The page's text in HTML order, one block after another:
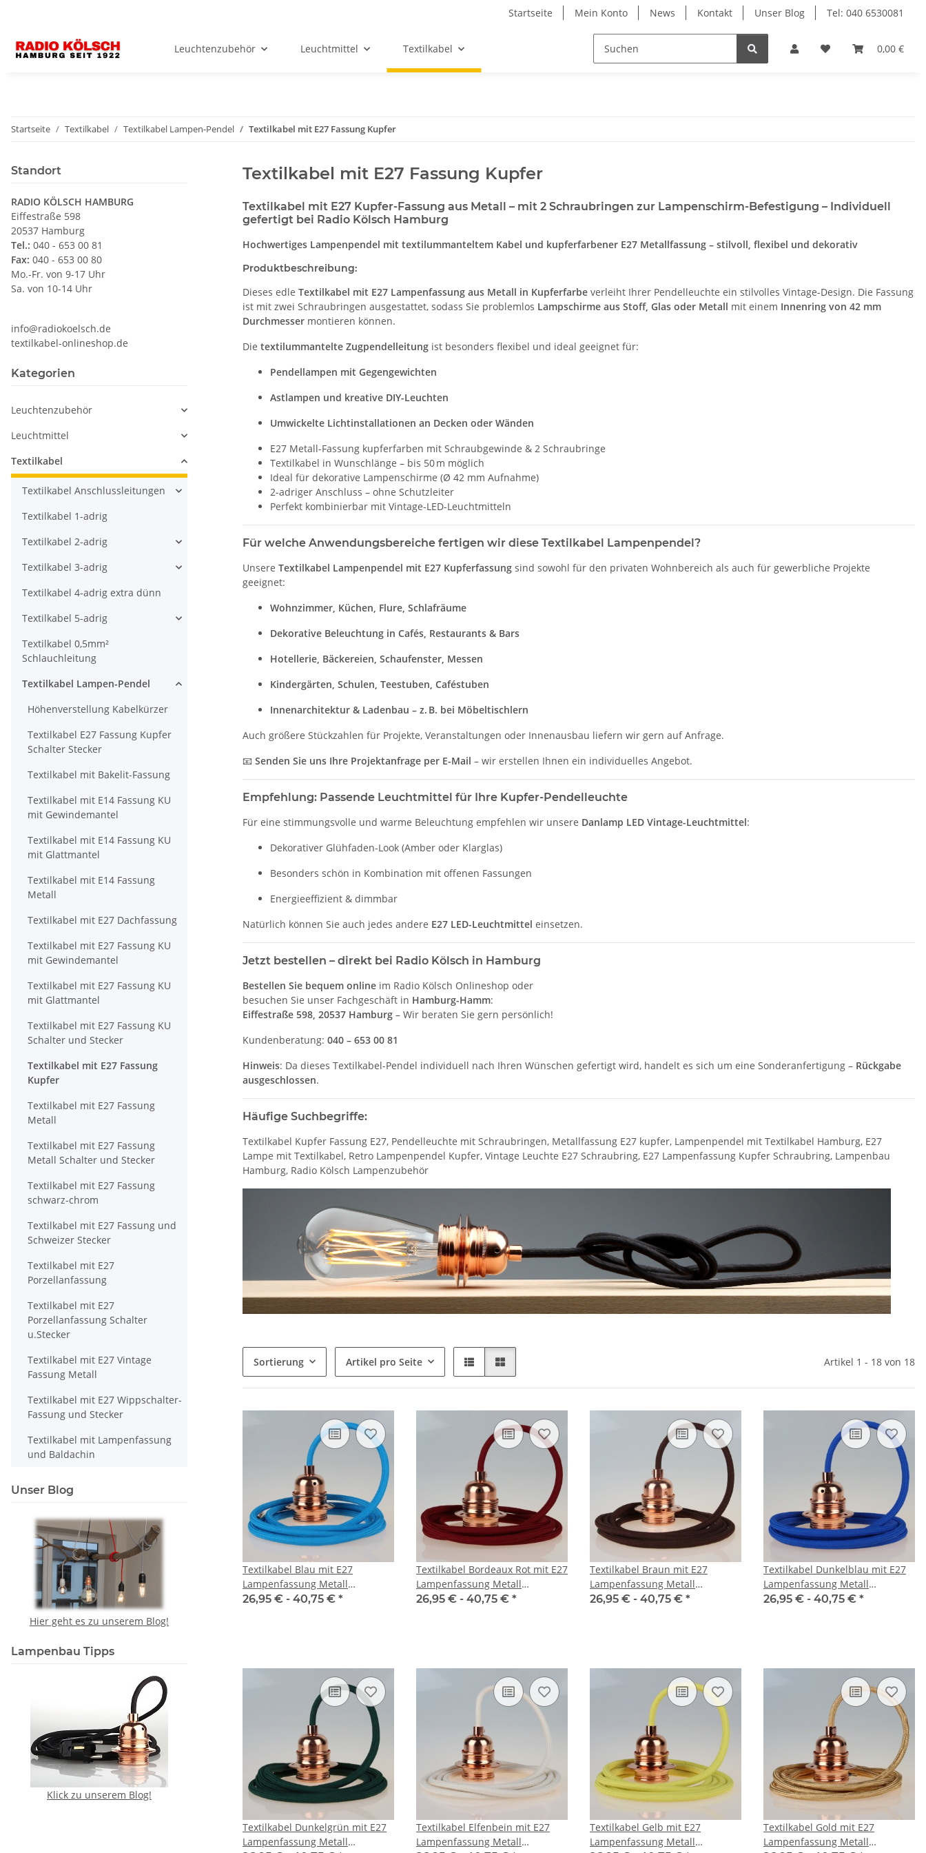
Startseite Mein Konto News Kontakt Unser Blog Tel: 040 6530081
0,00 €
Leuchtenzubehör Leuchtmittel Textilkabel
Startseite Textilkabel Textilkabel Lampen-Pendel Textilkabel mit E27 Fassung Kupfer
Textilkabel mit E27 Fassung Kupfer
Textilkabel mit E27 Kupfer-Fassung aus Metall – mit 2 Schraubringen zur Lampenschirm-Befestigung – Individuell
gefertigt bei Radio Kölsch Hamburg
Hochwertiges Lampenpendel mit textilummanteltem Kabel und kupferfarbener E27 Metallfassung – stilvoll, flexibel und dekorativ
Produktbeschreibung:
Dieses edle Textilkabel mit E27 Lampenfassung aus Metall in Kupferfarbe verleiht Ihrer Pendelleuchte ein stilvolles Vintage-Design. Die Fassung
ist mit zwei Schraubringen ausgestattet, sodass Sie problemlos Lampschirme aus Stoff, Glas oder Metall mit einem Innenring von 42 mm
Durchmesser montieren können.
Die textilummantelte Zugpendelleitung ist besonders flexibel und ideal geeignet für:
Pendellampen mit Gegengewichten
Astlampen und kreative DIY-Leuchten
Umwickelte Lichtinstallationen an Decken oder Wänden
E27 Metall-Fassung kupferfarben mit Schraubgewinde & 2 Schraubringe
Textilkabel in Wunschlänge – bis 50 m möglich
Ideal für dekorative Lampenschirme (Ø 42 mm Aufnahme)
2-adriger Anschluss – ohne Schutzleiter
Perfekt kombinierbar mit Vintage-LED-Leuchtmitteln
Für welche Anwendungsbereiche fertigen wir diese Textilkabel Lampenpendel?
Unsere Textilkabel Lampenpendel mit E27 Kupferfassung sind sowohl für den privaten Wohnbereich als auch für gewerbliche Projekte
geeignet:
Wohnzimmer, Küchen, Flure, Schlafräume
Dekorative Beleuchtung in Cafés, Restaurants & Bars
Hotellerie, Bäckereien, Schaufenster, Messen
Kindergärten, Schulen, Teestuben, Caféstuben
Innenarchitektur & Ladenbau – z. B. bei Möbeltischlern
Auch größere Stückzahlen für Projekte, Veranstaltungen oder Innenausbau liefern wir gern auf Anfrage.
📧 Senden Sie uns Ihre Projektanfrage per E-Mail – wir erstellen Ihnen ein individuelles Angebot.
Empfehlung: Passende Leuchtmittel für Ihre Kupfer-Pendelleuchte
Für eine stimmungsvolle und warme Beleuchtung empfehlen wir unsere Danlamp LED Vintage-Leuchtmittel:
Dekorativer Glühfaden-Look (Amber oder Klarglas)
Besonders schön in Kombination mit offenen Fassungen
Energieeffizient & dimmbar
Natürlich können Sie auch jedes andere E27 LED-Leuchtmittel einsetzen.
Jetzt bestellen – direkt bei Radio Kölsch in Hamburg
Bestellen Sie bequem online im Radio Kölsch Onlineshop oder
besuchen Sie unser Fachgeschäft in Hamburg-Hamm:
Eiffestraße 598, 20537 Hamburg – Wir beraten Sie gern persönlich!
Kundenberatung: 040 – 653 00 81
Hinweis: Da dieses Textilkabel-Pendel individuell nach Ihren Wünschen gefertigt wird, handelt es sich um eine Sonderanfertigung – Rückgabe
ausgeschlossen.
Häufige Suchbegriffe:
Textilkabel Kupfer Fassung E27, Pendelleuchte mit Schraubringen, Metallfassung E27 kupfer, Lampenpendel mit Textilkabel Hamburg, E27
Lampe mit Textilkabel, Retro Lampenpendel Kupfer, Vintage Leuchte E27 Schraubring, E27 Lampenfassung Kupfer Schraubring, Lampenbau
Hamburg, Radio Kölsch Lampenzubehör
Sortierung Artikel pro Seite Artikel 1 - 18 von 18
Textilkabel Blau mit E27
Lampenfassung Metall
verkupfert und 2 Schraubringe
26,95 € - 40,75 € *
Textilkabel Bordeaux Rot mit E27
Lampenfassung Metall
verkupfert und 2 Schraubringe
26,95 € - 40,75 € *
Textilkabel Braun mit E27
Lampenfassung Metall
verkupfert und 2 Schraubringe
26,95 € - 40,75 € *
Textilkabel Dunkelblau mit E27
Lampenfassung Metall
verkupfert und 2 Schraubringe
26,95 € - 40,75 € *
Textilkabel Dunkelgrün mit E27
Lampenfassung Metall
Textilkabel Elfenbein mit E27
Lampenfassung Metall
Textilkabel Gelb mit E27
Lampenfassung Metall
Textilkabel Gold mit E27
Lampenfassung Metall
Standort
RADIO KÖLSCH HAMBURG
Eiffestraße 598
20537 Hamburg
Tel.: 040 - 653 00 81
Fax: 040 - 653 00 80
Mo.-Fr. von 9-17 Uhr
Sa. von 10-14 Uhr
info@radiokoelsch.de
textilkabel-onlineshop.de
Kategorien
Leuchtenzubehör
Leuchtmittel
Textilkabel
Textilkabel Anschlussleitungen
Textilkabel 1-adrig
Textilkabel 2-adrig
Textilkabel 3-adrig
Textilkabel 4-adrig extra dünn
Textilkabel 5-adrig
Textilkabel 0,5mm²
Schlauchleitung
Textilkabel Lampen-Pendel
Höhenverstellung Kabelkürzer
Textilkabel E27 Fassung Kupfer
Schalter Stecker
Textilkabel mit Bakelit-Fassung
Textilkabel mit E14 Fassung KU
mit Gewindemantel
Textilkabel mit E14 Fassung KU
mit Glattmantel
Textilkabel mit E14 Fassung
Metall
Textilkabel mit E27 Dachfassung
Textilkabel mit E27 Fassung KU
mit Gewindemantel
Textilkabel mit E27 Fassung KU
mit Glattmantel
Textilkabel mit E27 Fassung KU
Schalter und Stecker
Textilkabel mit E27 Fassung
Kupfer
Textilkabel mit E27 Fassung
Metall
Textilkabel mit E27 Fassung
Metall Schalter und Stecker
Textilkabel mit E27 Fassung
schwarz-chrom
Textilkabel mit E27 Fassung und
Schweizer Stecker
Textilkabel mit E27
Porzellanfassung
Textilkabel mit E27
Porzellanfassung Schalter
u.Stecker
Textilkabel mit E27 Vintage
Fassung Metall
Textilkabel mit E27 Wippschalter-
Fassung und Stecker
Textilkabel mit Lampenfassung
und Baldachin
Unser Blog
Hier geht es zu unserem Blog!
Lampenbau Tipps
Klick zu unserem Blog!